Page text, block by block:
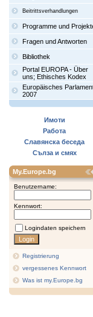
Beitrittsverhandlungen
Programme und
Fragen und Antworten
Bibliothek
Portal EUROPA - Über
uns; Ethisches Kodex
Europäisches
2007
Имоти
Работа
Славянска беседа
Сълза и смях
My.Europe.bg
Benutzername:
Kennwort:
Logindaten speichern
Registrierung
vergessenes Kennwort
Was ist my.Europe.bg